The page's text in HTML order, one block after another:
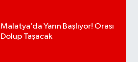
Malatya’da Yarın Başlıyor! Orası
Dolup Taşacak